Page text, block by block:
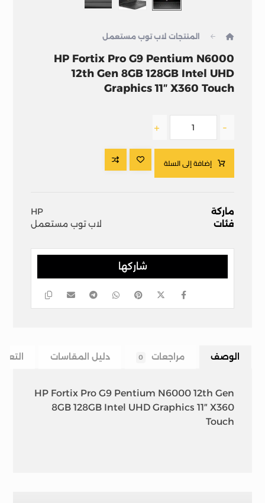
المنتجات لاب توب مستعمل
HP Fortix Pro G9 Pentium N6000
12th Gen 8GB 128GB Intel UHD
Graphics 11″ X360 Touch
-
+
إضافة إلى السلة
ماركة
HP
فئات
لاب توب مستعمل
الوصف مراجعات 0 دليل المقاسات
HP Fortix Pro G9 Pentium N6000 12th Gen
8GB 128GB Intel UHD Graphics 11″ X360
Touch